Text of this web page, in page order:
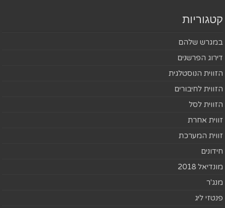
קטגוריות
במגרש שלהם
דירוג הפרשנים
הזווית הנוסטלגית
הזווית לחיבורים
הזווית לסל
זווית אחרת
זווית המערכת
חידונים
מונדיאל 2018
מנג'ר
פנטזי ליג